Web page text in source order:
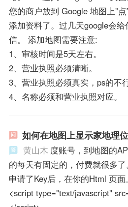
您的商户放到 Google 地图上”
添加资料了。过几天google会
信。 添加地图需要注意:
1、审核时间是5天左右。
2、营业执照必须清晰。
3、营业执照必须真实，ps的
4、名称必须和营业执照对应。
如何在地图上显示家地理
黄山木 度账号，到地图的
的每天有固定的，付费就很多了
申请了Key后，在你的Html 页面
<script type="text/javascript"